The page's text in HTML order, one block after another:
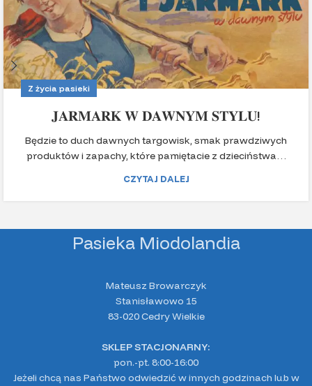
Z życia pasieki
𝐉𝐀𝐑𝐌𝐀𝐑𝐊 𝐖 𝐃𝐀𝐖𝐍𝐘𝐌 𝐒𝐓𝐘𝐋𝐔!
Będzie to duch dawnych targowisk, smak prawdziwych
produktów i zapachy, które pamiętacie z dzieciństwa…
CZYTAJ DALEJ
Pasieka Miodolandia
Mateusz Browarczyk
Stanisławowo 15
83-020 Cedry Wielkie
SKLEP STACJONARNY:
pon.-pt. 8:00-16:00
Jeżeli chcą nas Państwo odwiedzić w innych godzinach lub w